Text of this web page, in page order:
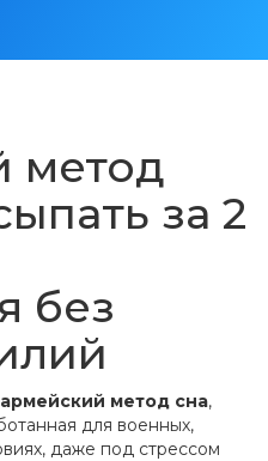
метод
за 2
без
армейский метод сна,
для военных,
даже под стрессом